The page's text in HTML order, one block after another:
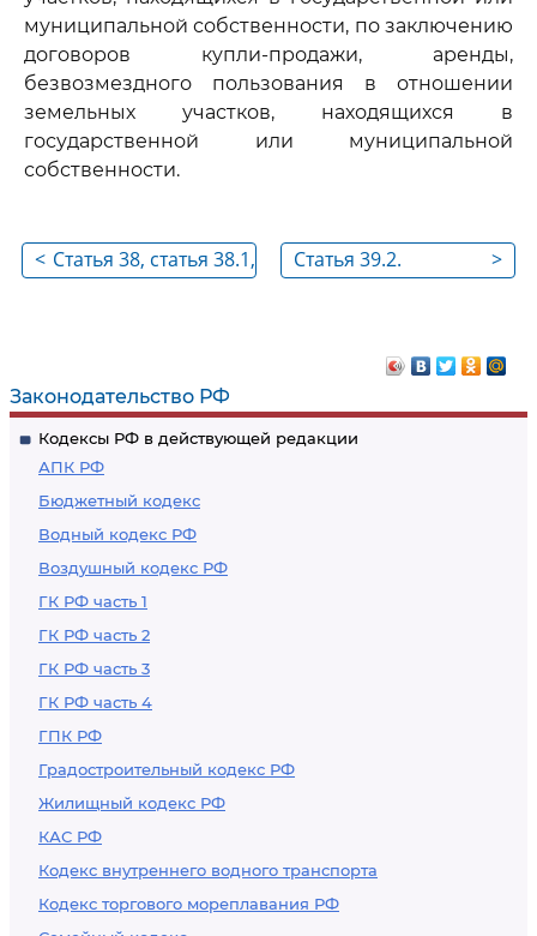
Законодательство РФ
Кодексы РФ в действующей редакции
АПК РФ
Бюджетный кодекс
Водный кодекс РФ
Воздушный кодекс РФ
ГК РФ часть 1
ГК РФ часть 2
ГК РФ часть 3
ГК РФ часть 4
ГПК РФ
Градостроительный кодекс РФ
Жилищный кодекс РФ
КАС РФ
Кодекс внутреннего водного транспорта
Кодекс торгового мореплавания РФ
муниципальной собственности, по заключению
договоров купли-продажи, аренды,
безвозмездного пользования в отношении
земельных участков, находящихся в
государственной или муниципальной
собственности.
< Статья 38, статья 38.1,
>
Статья 39.2.
государственной
власти и органы
местного
самоуправления,